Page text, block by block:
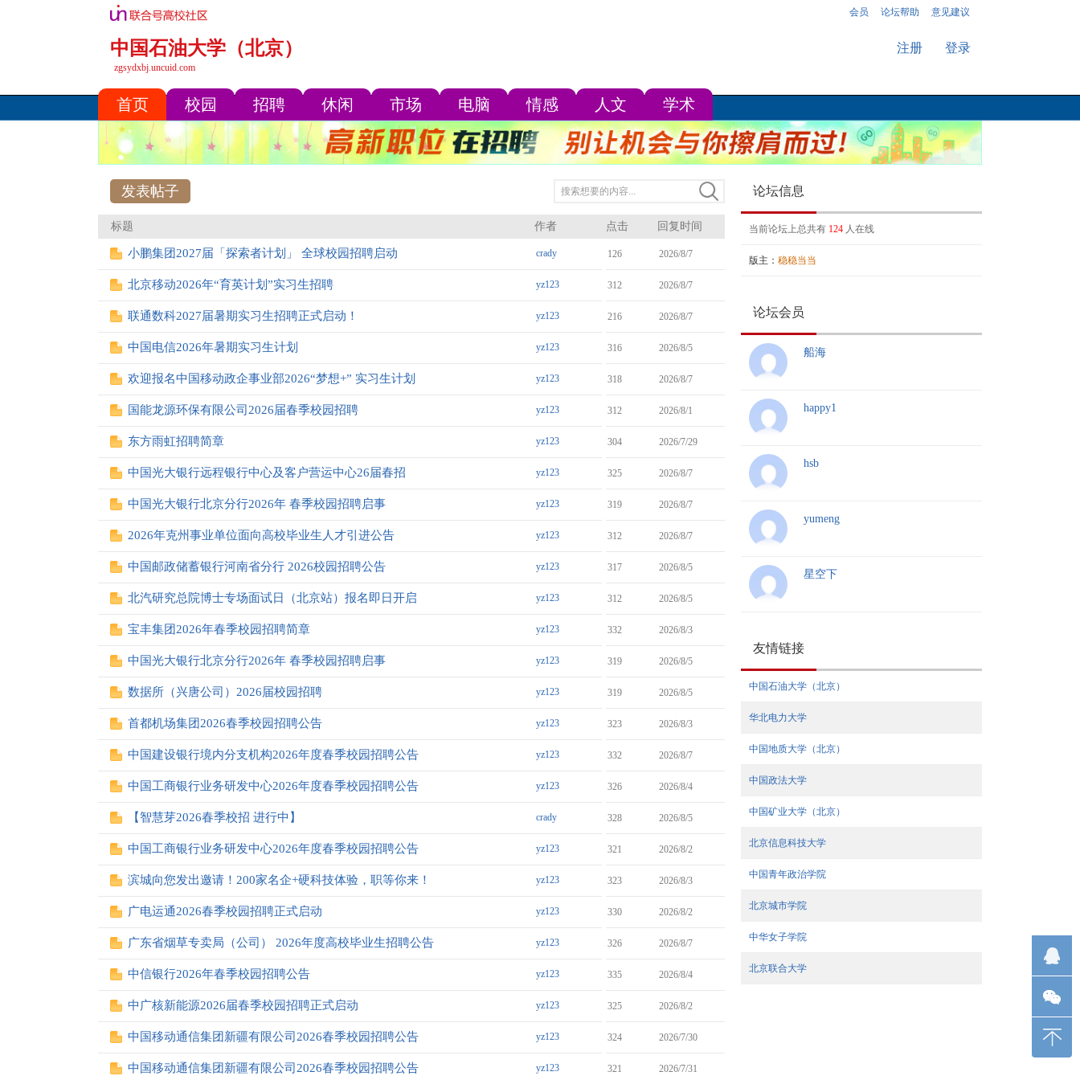
会员 论坛帮助 意见建议
中国石油大学（北京）
zgsydxbj.uncuid.com
注册 登录
首页 校园 招聘 休闲 市场 电脑 情感 人文 学术
发表帖子
标题 作者 点击 回复时间
小鹏集团2027届「探索者计划」 全球校园招聘启动 crady 126 2026/8/7
北京移动2026年“育英计划”实习生招聘 yz123 312 2026/8/7
联通数科2027届暑期实习生招聘正式启动！ yz123 216 2026/8/7
中国电信2026年暑期实习生计划 yz123 316 2026/8/5
欢迎报名中国移动政企事业部2026“梦想+” 实习生计划 yz123 318 2026/8/7
国能龙源环保有限公司2026届春季校园招聘 yz123 312 2026/8/1
东方雨虹招聘简章 yz123 304 2026/7/29
中国光大银行远程银行中心及客户营运中心26届春招 yz123 325 2026/8/7
中国光大银行北京分行2026年 春季校园招聘启事 yz123 319 2026/8/7
2026年克州事业单位面向高校毕业生人才引进公告 yz123 312 2026/8/7
中国邮政储蓄银行河南省分行 2026校园招聘公告 yz123 317 2026/8/5
北汽研究总院博士专场面试日（北京站）报名即日开启 yz123 312 2026/8/5
宝丰集团2026年春季校园招聘简章 yz123 332 2026/8/3
中国光大银行北京分行2026年 春季校园招聘启事 yz123 319 2026/8/5
数据所（兴唐公司）2026届校园招聘 yz123 319 2026/8/5
首都机场集团2026春季校园招聘公告 yz123 323 2026/8/3
中国建设银行境内分支机构2026年度春季校园招聘公告 yz123 332 2026/8/7
中国工商银行业务研发中心2026年度春季校园招聘公告 yz123 326 2026/8/4
【智慧芽2026春季校招 进行中】 crady 328 2026/8/5
中国工商银行业务研发中心2026年度春季校园招聘公告 yz123 321 2026/8/2
滨城向您发出邀请！200家名企+硬科技体验，职等你来！ yz123 323 2026/8/3
广电运通2026春季校园招聘正式启动 yz123 330 2026/8/2
广东省烟草专卖局（公司） 2026年度高校毕业生招聘公告 yz123 326 2026/8/7
中信银行2026年春季校园招聘公告 yz123 335 2026/8/4
中广核新能源2026届春季校园招聘正式启动 yz123 325 2026/8/2
中国移动通信集团新疆有限公司2026春季校园招聘公告 yz123 324 2026/7/30
中国移动通信集团新疆有限公司2026春季校园招聘公告 yz123 321 2026/7/31
论坛信息
当前论坛上总共有 124 人在线
版主： 稳稳当当
论坛会员
船海
happy1
hsb
yumeng
星空下
友情链接
中国石油大学（北京）
华北电力大学
中国地质大学（北京）
中国政法大学
中国矿业大学（北京）
北京信息科技大学
中国青年政治学院
北京城市学院
中华女子学院
北京联合大学